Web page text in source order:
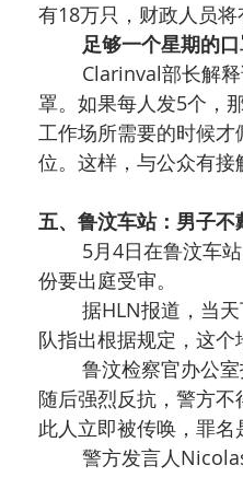
有18万只，财政人员将
足够一个星期的
Clarinval部长解
罩。如果每人发5个，
工作场所需要的时候才
位。这样，与公众有接
五、鲁汶车站：男子
5月4日在鲁汶车
份要出庭受审。
据HLN报道，当
队指出根据规定，这个
鲁汶检察官办公
随后强烈反抗，警方
此人立即被传唤，罪名
警方发言人